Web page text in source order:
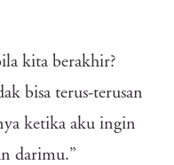
kita berakhir?
bisa terus-terusan
ketika aku ingin
darimu.”